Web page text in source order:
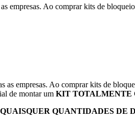
empresas. Ao comprar kits de
empresas. Ao comprar kits de
de montar um KIT TOTALMENTE
QUANTIDADES DE